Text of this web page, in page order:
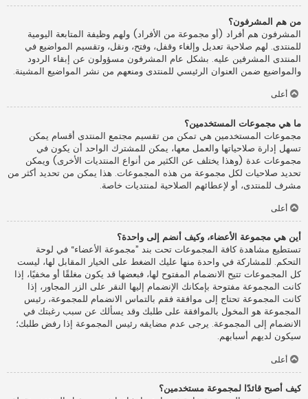
من هم المشرفون؟
المشرفون هم أفراد (أو مجموعة من الأفراد) ولهم وظيفة المتابعة اليومية
للمنتدى. لهم صلاحية تعديل وإلغاء وقفل، وفتح، ونقل، وتقسيم المواضيع في
المنتدى المشرفين عليه. بشكل عام المشرفون مسؤولون عن إبقاء الردود
والمواضيع ضمن العنوان الرئيسي للمنتدى ومنعهم من نشر المواضيع المشينة.
أعلى
ما هي مجموعات المستخدمين؟
مجموعات المستخدمين هي تمكن من تقسيم مجتمع المنتدى أقسام يمكن
تسهل إدارة صلاحياتها والعمل معها، يمكن للمشترك الواحد أن يكون في
مجموعات عدة (وهذا يختلف عن الكثير من أنواع المنتديات الأخرى) ويمكن
تحديد صلاحيات لكل مجموعة من هذه المجموعات. هذا يمكن من تحديد أكثر من
مشرف للمنتدى، أو لإعطائهم الصلاحية لمنتديات خاصة.
أعلى
أين هي مجموعة الأعضاء، وكيف أنضم إلى واحدة؟
تستطيع مشاهدة كافة المجموعات تحت بند ”مجموعة الأعضاء“ في لوحة
التحكم. للمشاركة في واحدة منها عليك الضغط على الخيار المقابل لها، ليست
كل المجموعات تتيح الانضمام المفتوح لها، فبعضها قد يكون مغلقًا أو مخفيًا، إذا
كانت المجموعة مفتوحة بإمكانك الإنضمام إليها النقر على الزر المجاور، إذا
كانت المجموعة تحتاج إلى موافقة فقم بالتماس الانضمام للمجموعة، رئيس
المجموعة هو المخول بالموافقة على طلبك وقد يسألك عن سبب رغبتك في
الانضمام إلى المجموعة. يرجى عدم مضايقه رئيس المجموعة إذا رفض طلبك؛
سيكون لديهم أسبابهم.
أعلى
كيف أصبح قائدًا لمجموعة مستخدمين؟